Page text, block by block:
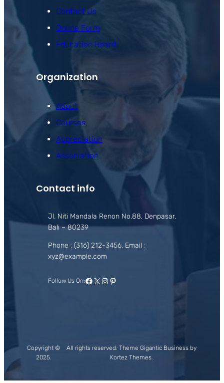
Contact Us
Online Form
Education Board
Organization
About
Courses
Appreciation
Association
Contact info
Jl. Niti Mandala Renon No.88, Denpasar,
Bali – 80239
Phone : (316) 212-3456, Email :
xyz@example.com
Follow Us On:Facebook
X Instagram
Pinterest
Copyright ©
2025.
All rights reserved. Theme Gigantic Business by
Kortez Themes.